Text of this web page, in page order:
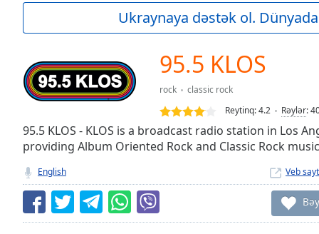
Current
Loaded:
0.00%
TypeLIVE
Seek to
currently
behind
LIVE
Remaining
Time-
Ukraynaya dəstək ol.
95.5 KLOS
rock
classic rock
Reytinq:4.2 Rəylər:
95.5 KLOS - KLOS is a broadcast radio station in Los
providing Album Oriented Rock and Classic Rock
English Veb sayt